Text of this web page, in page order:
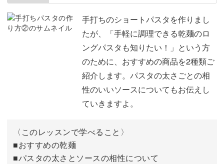
生地をこねる 01:57
休ませた生地をこねる 12:07
15:17
手打ちのショートパスタを作りまし
たが、「手軽に調理できる乾麺のロ
ングパスタも知りたい！」という方
のために、おすすめの商品を2種類ご
紹介します。パスタの太さごとの相
性のいいソースについてもお伝えし
ていきますよ。
〈このレッスンで学べること〉
■おすすめの乾麺
■パスタの太さとソースの相性について